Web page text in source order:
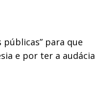
para que
e por ter a audácia